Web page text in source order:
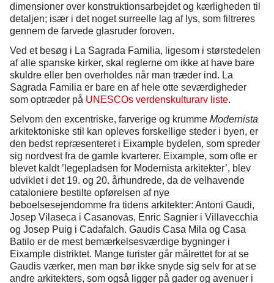
dimensioner over konstruktionsarbejdet og kærligheden til
detaljen; især i det noget surreelle lag af lys, som filtreres
gennem de farvede glasruder foroven.
Ved et besøg i La Sagrada Familia, ligesom i størstedelen
af alle spanske kirker, skal reglerne om ikke at have bare
skuldre eller ben overholdes når man træder ind. La
Sagrada Familia er bare en af hele otte seværdigheder
som optræder på UNESCOs verdenskulturarv liste.
Selvom den excentriske, farverige og krumme Modernista
arkitektoniske stil kan opleves forskellige steder i byen, er
den bedst repræsenteret i Eixample bydelen, som spreder
sig nordvest fra de gamle kvarterer. Eixample, som ofte er
blevet kaldt ’legepladsen for Modernista arkitekter’, blev
udviklet i det 19. og 20. århundrede, da de velhavende
cataloniere bestilte opførelsen af nye
beboelsesejendomme fra tidens arkitekter: Antoni Gaudi,
Josep Vilaseca i Casanovas, Enric Sagnier i Villavecchia
og Josep Puig i Cadafalch. Gaudis Casa Mila og Casa
Batilo er de mest bemærkelsesværdige bygninger i
Eixample distriktet. Mange turister går målrettet for at se
Gaudis værker, men man bør ikke snyde sig selv for at se
andre arkitekters, som også ligger på gader og avenuer i